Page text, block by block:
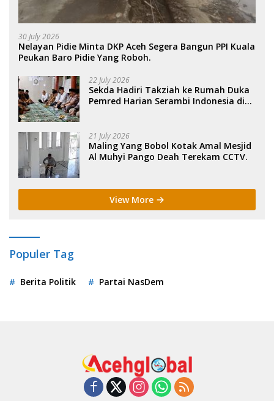
30 July 2026
Nelayan Pidie Minta DKP Aceh Segera Bangun PPI Kuala
Peukan Baro Pidie Yang Roboh.
22 July 2026
Sekda Hadiri Takziah ke Rumah Duka
Pemred Harian Serambi Indonesia di
21 July 2026
Maling Yang Bobol Kotak Amal Mesjid
Al Muhyi Pango Deah Terekam CCTV.
View More
Populer Tag
Berita Politik Partai NasDem